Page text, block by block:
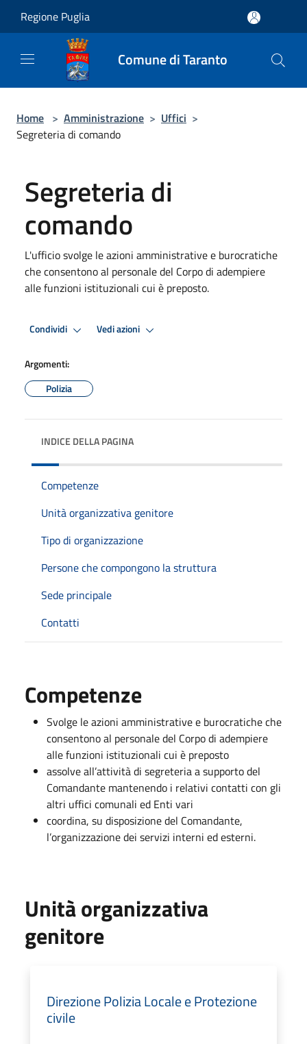
Regione Puglia
Comune di Taranto
Home > Amministrazione > Uffici >
Segreteria di comando
Segreteria di
comando
L'ufficio svolge le azioni amministrative e burocratiche
che consentono al personale del Corpo di adempiere
alle funzioni istituzionali cui è preposto.
Condividi Vedi azioni
Argomenti:
Polizia
INDICE DELLA PAGINA
Competenze
Unità organizzativa genitore
Tipo di organizzazione
Persone che compongono la struttura
Sede principale
Contatti
Competenze
Svolge le azioni amministrative e burocratiche che
consentono al personale del Corpo di adempiere
alle funzioni istituzionali cui è preposto
assolve all’attività di segreteria a supporto del
Comandante mantenendo i relativi contatti con gli
altri uffici comunali ed Enti vari
coordina, su disposizione del Comandante,
l’organizzazione dei servizi interni ed esterni.
Unità organizzativa
genitore
Direzione Polizia Locale e Protezione
civile